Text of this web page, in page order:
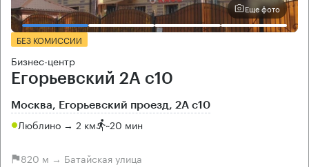
Еще фото
БЕЗ КОМИССИИ
Бизнес-центр
Егорьевский 2А с10
Москва, Егорьевский проезд, 2А с10
Люблино → 2 км ~20 мин
820 м → Батайская улица